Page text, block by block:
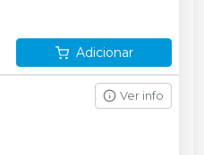
Adicionar
Ver info